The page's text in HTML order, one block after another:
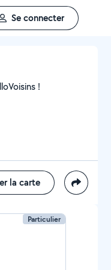
Se connecter
!
la carte
Particulier